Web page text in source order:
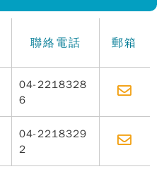
聯絡電話 郵箱
04-2218328
6
04-2218329
2